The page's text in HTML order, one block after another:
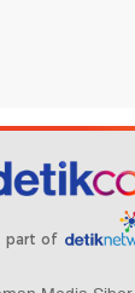
part of